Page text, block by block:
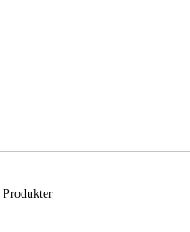
Produkter